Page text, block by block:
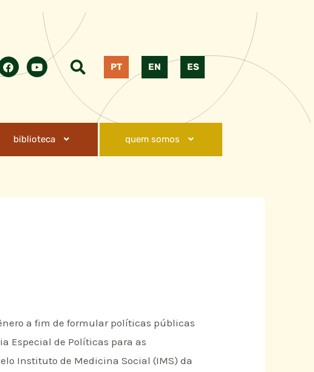
PT EN ES
biblioteca quem somos
a fim de formular políticas públicas
Especial de Políticas para as
Instituto de Medicina Social (IMS) da